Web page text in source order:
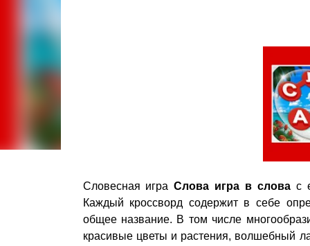
Словесная играСлова игра в слова с
Каждый кроссворд содержит в себе
общее название. В том числе
красивые цветы и растения, волшебный